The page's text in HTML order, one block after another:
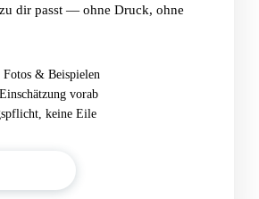
dir passt — ohne Druck, ohne
& Beispielen
vorab
keine Eile